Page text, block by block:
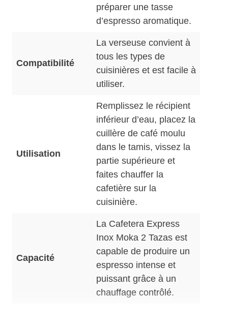
préparer une tasse
d’espresso aromatique.
Compatibilité
La verseuse convient à
tous les types de
cuisinières et est facile à
utiliser.
Utilisation
Remplissez le récipient
inférieur d’eau, placez la
cuillère de café moulu
dans le tamis, vissez la
partie supérieure et
faites chauffer la
cafetière sur la
cuisinière.
Capacité
La Cafetera Express
Inox Moka 2 Tazas est
capable de produire un
espresso intense et
puissant grâce à un
chauffage contrôlé.